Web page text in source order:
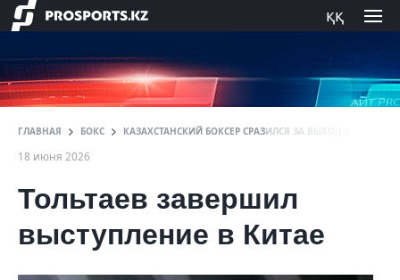
ққ
ГЛАВНАЯ БОКС КАЗАХСТАНСКИЙ БОКСЕР СРАЗИЛСЯ ЗА ВЫХОД В
18 июня 2026
Тольтаев завершил
выступление в Китае